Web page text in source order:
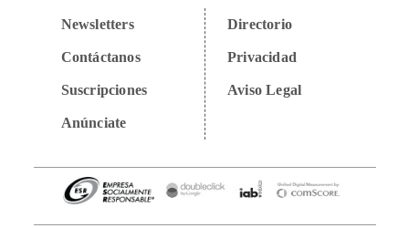
Newsletters
Contáctanos
Suscripciones
Anúnciate
Directorio
Privacidad
Aviso Legal